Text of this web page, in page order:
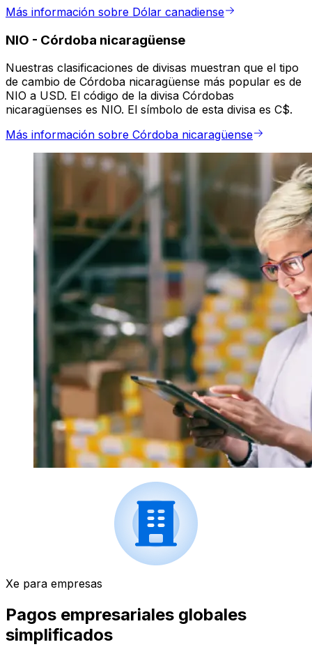
Más información sobre Dólar canadiense
NIO - Córdoba nicaragüense
Nuestras clasificaciones de divisas muestran que el tipo
de cambio de Córdoba nicaragüense más popular es de
NIO a USD. El código de la divisa Córdobas
nicaragüenses es NIO. El símbolo de esta divisa es C$.
Más información sobre Córdoba nicaragüense
Xe para empresas
Pagos empresariales globales
simplificados